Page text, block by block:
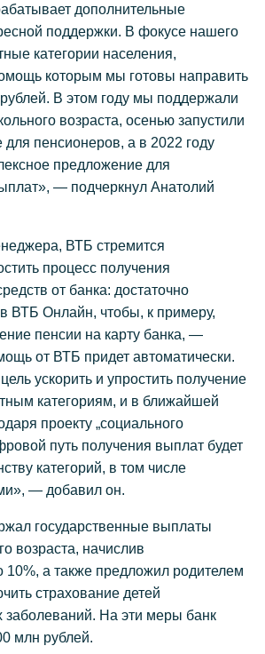
дополнительные
поддержки. В фокусе нашего
категории населения,
которым мы готовы направить
В этом году мы поддержали
возраста, осенью запустили
пенсионеров, а в 2022 году
предложение для
— подчеркнул Анатолий
ВТБ стремится
процесс получения
от банка: достаточно
в ВТБ Онлайн, чтобы, к примеру,
пенсии на карту банка, —
от ВТБ придет автоматически.
ускорить и упростить получение
категориям, и в ближайшей
проекту „социального
путь получения выплат будет
категорий, в том числе
— добавил он.
государственные выплаты
возраста, начислив
10%, а также предложил родителем
страхование детей
заболеваний. На эти меры банк
млн рублей.